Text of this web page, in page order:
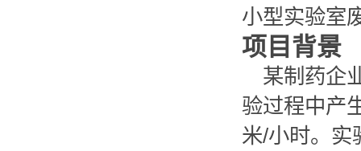
小型实验室
项目背景
某制药企
验过程中产
米/小时。实